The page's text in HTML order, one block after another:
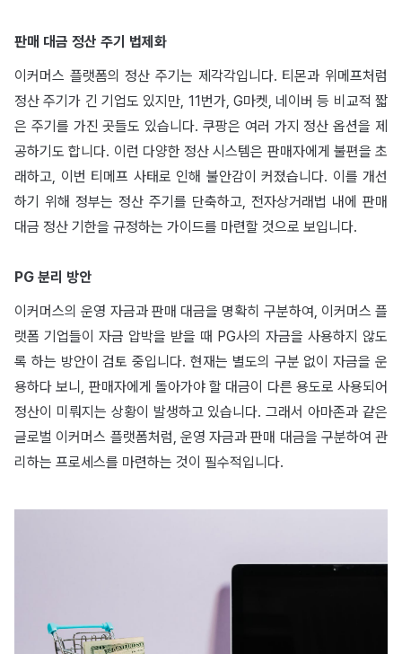
판매 대금 정산 주기 법제화
이커머스 플랫폼의 정산 주기는 제각각입니다. 티몬과 위메프처럼
정산 주기가 긴 기업도 있지만, 11번가, G마켓, 네이버 등 비교적 짧
은 주기를 가진 곳들도 있습니다. 쿠팡은 여러 가지 정산 옵션을 제
공하기도 합니다. 이런 다양한 정산 시스템은 판매자에게 불편을 초
래하고, 이번 티메프 사태로 인해 불안감이 커졌습니다. 이를 개선
하기 위해 정부는 정산 주기를 단축하고, 전자상거래법 내에 판매
대금 정산 기한을 규정하는 가이드를 마련할 것으로 보입니다.
PG 분리 방안
이커머스의 운영 자금과 판매 대금을 명확히 구분하여, 이커머스 플
랫폼 기업들이 자금 압박을 받을 때 PG사의 자금을 사용하지 않도
록 하는 방안이 검토 중입니다. 현재는 별도의 구분 없이 자금을 운
용하다 보니, 판매자에게 돌아가야 할 대금이 다른 용도로 사용되어
정산이 미뤄지는 상황이 발생하고 있습니다. 그래서 아마존과 같은
글로벌 이커머스 플랫폼처럼, 운영 자금과 판매 대금을 구분하여 관
리하는 프로세스를 마련하는 것이 필수적입니다.